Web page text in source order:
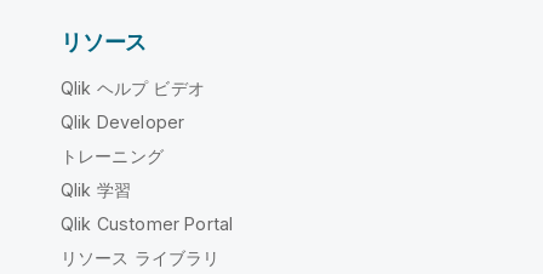
リソース
Qlik ヘルプ ビデオ
Qlik Developer
トレーニング
Qlik 学習
Qlik Customer Portal
リソース ライブラリ